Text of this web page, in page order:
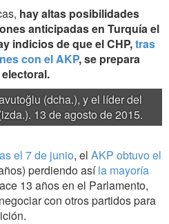
hay altas posibilidades
anticipadas en Turquía el
indicios de que el CHP,tras
con el AKP, se prepara
(dcha.), y el líder del
13 de agosto de 2015.
el 7 de junio, el AKP obtuvo el
perdiendo asíla mayoría
13 años en el Parlamento,
con otros partidos para